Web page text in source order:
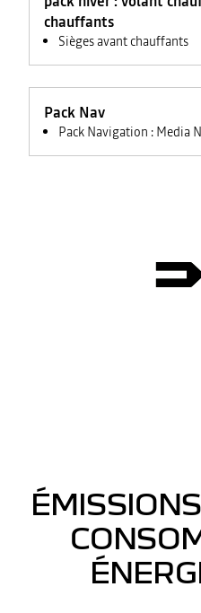
chauffants
Sièges avant chauffants
Pack Nav
Pack Navigation : Media